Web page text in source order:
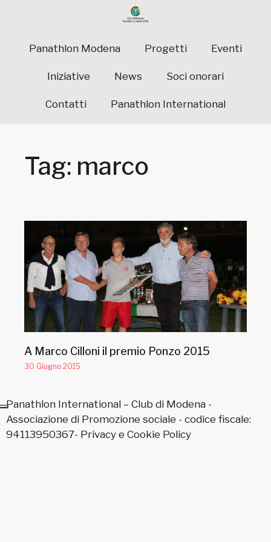
Panathlon Modena Progetti Eventi
Iniziative News Soci onorari
Contatti Panathlon International
Tag: marco
A Marco Cilloni il premio Ponzo 2015
30 Giugno 2015
Panathlon International – Club di Modena -
Associazione di Promozione sociale - codice fiscale:
94113950367- Privacy e Cookie Policy